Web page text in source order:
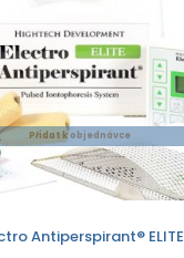
Přidat k objednávce
Antiperspirant® ELITE